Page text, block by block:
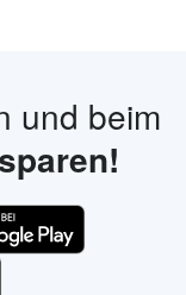
und beim